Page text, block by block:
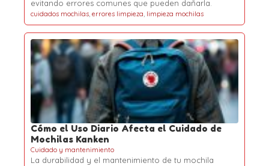
evitando errores comunes que pueden dañarla.
cuidados mochilas, errores limpieza, limpieza mochilas
Cómo el Uso Diario Afecta el Cuidado de
Mochilas Kanken
Cuidado y mantenimiento
La durabilidad y el mantenimiento de tu mochila